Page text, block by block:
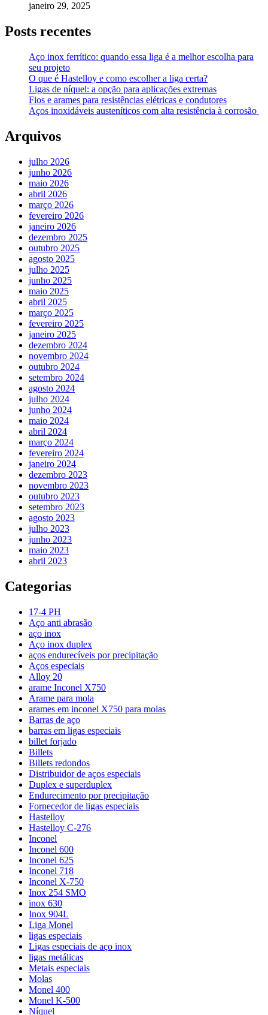
janeiro 29, 2025
Posts recentes
Aço inox ferrítico: quando essa liga é a melhor escolha para
seu projeto
O que é Hastelloy e como escolher a liga certa?
Ligas de níquel: a opção para aplicações extremas
Fios e arames para resistências elétricas e condutores
Aços inoxidáveis austeníticos com alta resistência à corrosão
Arquivos
julho 2026
junho 2026
maio 2026
abril 2026
março 2026
fevereiro 2026
janeiro 2026
dezembro 2025
outubro 2025
agosto 2025
julho 2025
junho 2025
maio 2025
abril 2025
março 2025
fevereiro 2025
janeiro 2025
dezembro 2024
novembro 2024
outubro 2024
setembro 2024
agosto 2024
julho 2024
junho 2024
maio 2024
abril 2024
março 2024
fevereiro 2024
janeiro 2024
dezembro 2023
novembro 2023
outubro 2023
setembro 2023
agosto 2023
julho 2023
junho 2023
maio 2023
abril 2023
Categorias
17-4 PH
Aço anti abrasão
aço inox
Aço inox duplex
aços endurecíveis por precipitação
Aços especiais
Alloy 20
arame Inconel X750
Arame para mola
arames em inconel X750 para molas
Barras de aço
barras em ligas especiais
billet forjado
Billets
Billets redondos
Distribuidor de aços especiais
Duplex e superduplex
Endurecimento por precipitação
Fornecedor de ligas especiais
Hastelloy
Hastelloy C-276
Inconel
Inconel 600
Inconel 625
Inconel 718
Inconel X-750
Inox 254 SMO
inox 630
Inox 904L
Liga Monel
ligas especiais
Ligas especiais de aço inox
ligas metálicas
Metais especiais
Molas
Monel 400
Monel K-500
Níquel